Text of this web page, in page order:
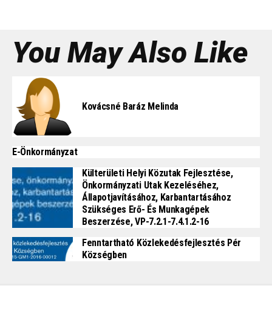
You May Also Like
Kovácsné Baráz Melinda
E-Önkormányzat
Külterületi Helyi Közutak Fejlesztése,
Önkormányzati Utak Kezeléséhez,
Állapotjavításához, Karbantartásához
Szükséges Erő- És Munkagépek
Beszerzése, VP-7.2.1-7.4.1.2-16
Fenntartható Közlekedésfejlesztés Pér
Községben